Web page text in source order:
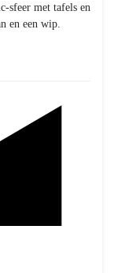
sfeer met tafels en
en een wip.